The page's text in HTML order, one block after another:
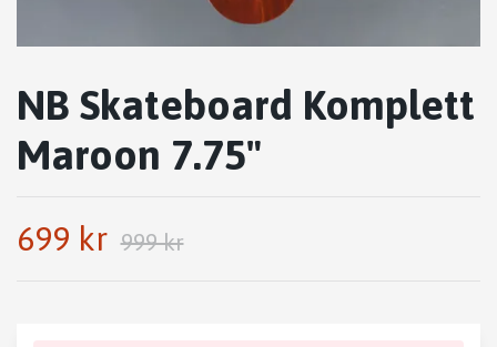
NB Skateboard Komplett
Maroon 7.75"
699 kr 999 kr